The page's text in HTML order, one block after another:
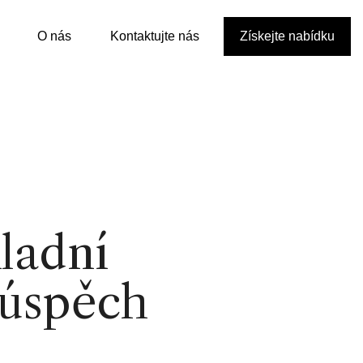
O nás Kontaktujte nás Získejte nabídku